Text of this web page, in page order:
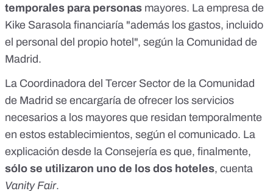
temporales para personas mayores. La empresa de
Kike Sarasola financiaría "además los gastos, incluido
el personal del propio hotel", según la Comunidad de
Madrid.
La Coordinadora del Tercer Sector de la Comunidad
de Madrid se encargaría de ofrecer los servicios
necesarios a los mayores que residan temporalmente
en estos establecimientos, según el comunicado. La
explicación desde la Consejería es que, finalmente,
sólo se utilizaron uno de los dos hoteles, cuenta
Vanity Fair.